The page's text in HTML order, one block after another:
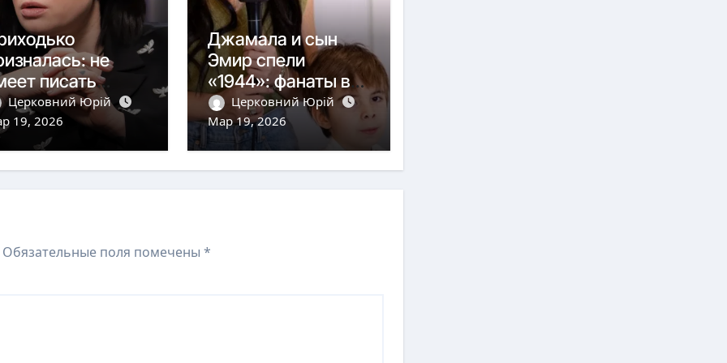
не
писать
по-
Церковний Юрій
19, 2026
Джамала и сын
Эмир спели
«1944»: фанаты в
слезах
Церковний Юрій
Мар 19, 2026
Обязательные поля помечены *